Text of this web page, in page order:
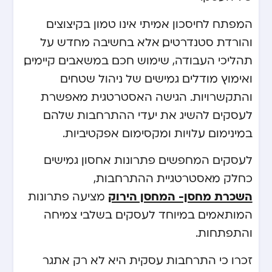
המפתח לחיסכון אמיתי אינו טמון בקיצוצים
והורדת סטנדרטים, אלא בחשיבה מחדש על
תהליכי העבודה, שימוש חכם במשאבים קיימים,
ואימוץ מודלים גמישים של ניהול שטחים
והתקשרויות. הגישה האסטרטגית מאפשרת
לעסקים להשיג את יעדי ההתרחבות שלהם
במינימום עלויות ומקסימום אפקטיביות.
לעסקים המחפשים פתרונות אחסון גמישים
כחלק מאסטרטגיית ההתרחבות,
השכרת מחסן- המחסן הירוק מציעה פתרונות
המותאמים במיוחד לעסקים בשלבי צמיחה
והתפתחות.
זכרו כי התרחבות עסקית היא לא רק אתגר